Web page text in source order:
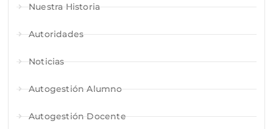
Nuestra Historia
Autoridades
Noticias
Autogestión Alumno
Autogestión Docente